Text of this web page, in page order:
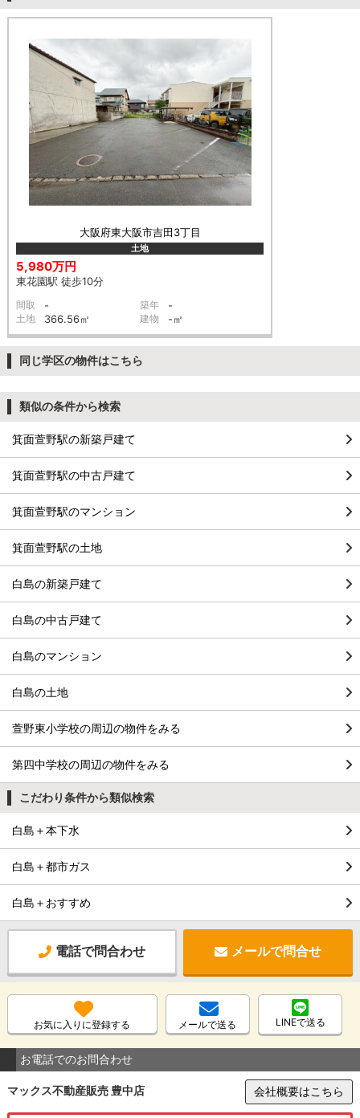
大阪府東大阪市吉田3丁目
土地
5,980万円
東花園駅 徒歩10分
間取 - 築年 -
土地 366.56㎡ 建物 -㎡
同じ学区の物件はこちら
類似の条件から検索
箕面萱野駅の新築戸建て
箕面萱野駅の中古戸建て
箕面萱野駅のマンション
箕面萱野駅の土地
白島の新築戸建て
白島の中古戸建て
白島のマンション
白島の土地
萱野東小学校の周辺の物件をみる
第四中学校の周辺の物件をみる
こだわり条件から類似検索
白島＋本下水
白島＋都市ガス
白島＋おすすめ
電話で問合わせ メールで問合せ
お気に入りに登録する メールで送る LINEで送る
お電話でのお問合わせ
マックス不動産販売 豊中店 会社概要はこちら